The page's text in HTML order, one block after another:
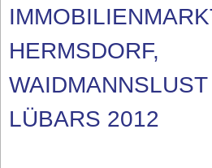
HERMSDORF,
LÜBARS 2012